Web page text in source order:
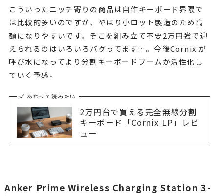
こういったニッチ寄りの商品は自作キーボード界隈で
は比較的多いのですが、やはり小ロット製造のため高
額になりやすいです。そこを組み立て不要2万円強で迎
えられるのはいろいろバグってます…。今後Cornix が
呼び水になってより分割キーボードブームが活性化し
ていく予感。
あわせて読みたい
2万円台で買える完全無線分割
キーボード「Cornix LP」レビ
ュー
Anker Prime Wireless Charging Station 3-